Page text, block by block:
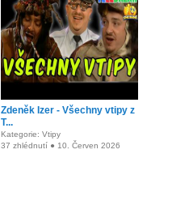
Zdeněk Izer - Všechny vtipy z
T...
Kategorie: Vtipy
37 zhlédnutí ● 10. Červen 2026